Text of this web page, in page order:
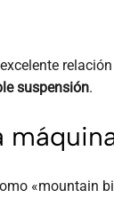
suspensión.
«mountain